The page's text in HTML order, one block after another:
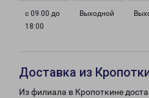
с 09:00 до
18:00
Выходной
Доставка из
Из филиала в Кропоткине